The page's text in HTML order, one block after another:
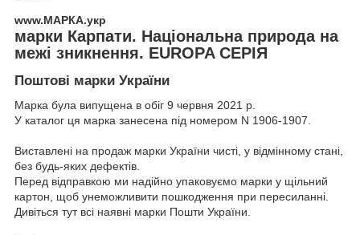
www.МАРКА.укр
марки Карпати. Національна природа на
межі зникнення. EUROPA СЕРІЯ
Поштові марки України
Марка була випущена в обіг 9 червня 2021 р.
У каталог ця марка занесена під номером N 1906-1907.
Виставлені на продаж марки України чисті, у відмінному стані,
без будь-яких дефектів.
Перед відправкою ми надійно упаковуємо марки у щільний
картон, щоб унеможливити пошкодження при пересиланні.
Дивіться тут всі наявні марки Пошти України.